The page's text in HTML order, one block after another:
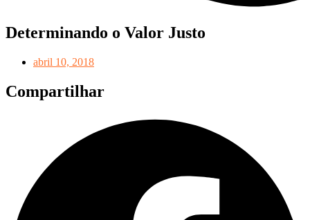
Determinando o Valor Justo
abril 10, 2018
Compartilhar